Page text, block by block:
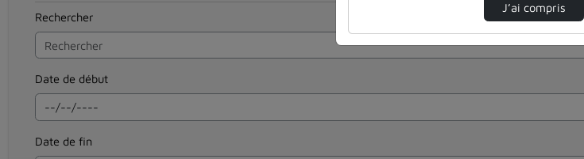
Rechercher
Date de début
Date de fin
J’ai compris